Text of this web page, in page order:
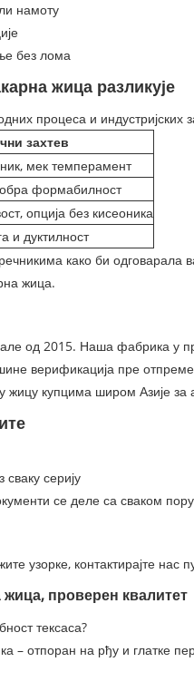
намоту
без лома
жица разликује
процеса и индустријских
захтев
мек темперамент
формабилност
опција без кисеоника
и дуктилност
како би
жица.
од 2015. Наша фабрика
верификација пре
купцима широм Азије за
серију
се деле са сваком
узорке, контактирајте
жица, проверен квалитет
тексаса?
– отпоран на рђу и глатке